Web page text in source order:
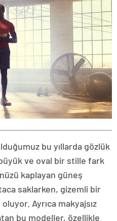
bu yıllarda gözlük
ve oval bir stille fark
kaplayan güneş
saklarken, gizemli bir
Ayrıca makyajsız
bu modeller, özellikle